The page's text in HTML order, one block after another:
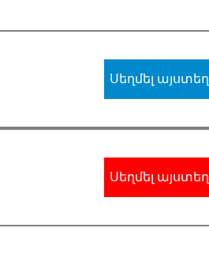
Սեղմել այստեղ
Սեղմել այստեղ